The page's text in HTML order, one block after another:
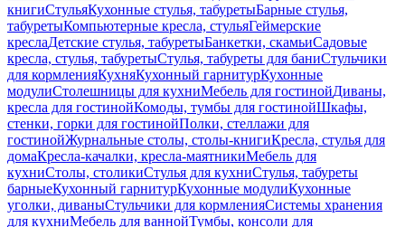
книгиСтульяКухонные стулья, табуретыБарные стулья,
табуретыКомпьютерные кресла, стульяГеймерские
креслаДетские стулья, табуретыБанкетки, скамьиСадовые
кресла, стулья, табуретыСтулья, табуреты для баниСтульчики
для кормленияКухняКухонный гарнитурКухонные
модулиСтолешницы для кухниМебель для гостинойДиваны,
кресла для гостинойКомоды, тумбы для гостинойШкафы,
стенки, горки для гостинойПолки, стеллажи для
гостинойЖурнальные столы, столы-книгиКресла, стулья для
домаКресла-качалки, кресла-маятникиМебель для
кухниСтолы, столикиСтулья для кухниСтулья, табуреты
барныеКухонный гарнитурКухонные модулиКухонные
уголки, диваныСтульчики для кормленияСистемы хранения
для кухниМебель для ваннойТумбы, консоли для